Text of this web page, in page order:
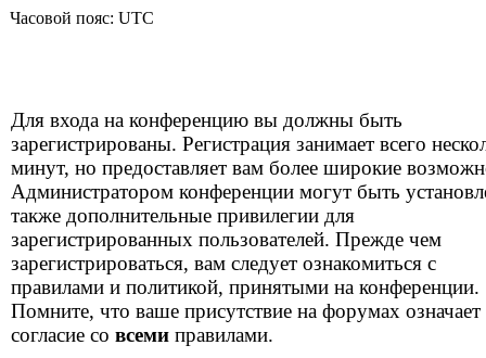
Часовой пояс: UTC
Для входа на конференцию вы должны быть
зарегистрированы. Регистрация занимает всего
минут, но предоставляет вам более широкие
Администратором конференции могут быть
также дополнительные привилегии для
зарегистрированных пользователей. Прежде чем
зарегистрироваться, вам следует ознакомиться с
правилами и политикой, принятыми на конференции.
Помните, что ваше присутствие на форумах означает
согласие со всеми правилами.